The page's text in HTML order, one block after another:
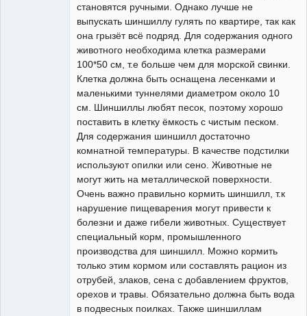
становятся ручными. Однако лучше не
выпускать шиншиллу гулять по квартире, так как
она грызёт всё подряд. Для содержания одного
животного необходима клетка размерами
100*50 см, т.е больше чем для морской свинки.
Клетка должна быть оснащена лесенками и
маленькими туннелями диаметром около 10
см. Шиншиллы любят песок, поэтому хорошо
поставить в клетку ёмкость с чистым песком.
Для содержания шиншилл достаточно
комнатной температуры. В качестве подстилки
используют опилки или сено. Животные не
могут жить на металлической поверхности.
Очень важно правильно кормить шиншилл, т.к
нарушение пищеварения могут привести к
болезни и даже гибели животных. Существует
специальный корм, промышленного
производства для шиншилл. Можно кормить
только этим кормом или составлять рацион из
отрубей, злаков, сена с добавлением фруктов,
орехов и травы. Обязательно должна быть вода
в подвесных поилках. Также шиншиллам